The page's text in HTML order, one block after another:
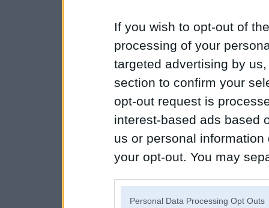
If you wish to opt-out of
processing of your
targeted advertising by
section to confirm your
opt-out request is
interest-based ads based
us or personal
your opt-out. You may
Personal Data Processing Opt Outs